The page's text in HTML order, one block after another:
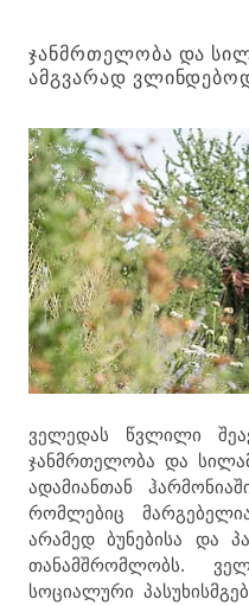
ᲯᲐᲜᲛᲠᲗᲔᲚᲝᲑᲐ ᲓᲐ
ᲐᲛᲒᲕᲐᲠᲐᲓ
ველედას წვლილი
ჯანმრთელობა და
ადამიანთან
რომლებიც
არამედ ბუნებისა და
თანამშრომლობს.
სოციალური